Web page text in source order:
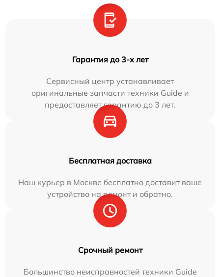
Гарантия до 3-х лет
Сервисный центр устанавливает
оригинальные запчасти техники Guide и
предоставляет гарантию до 3 лет.
Бесплатная доставка
Наш курьер в Москве бесплатно доставит ваше
устройство на ремонт и обратно.
Срочный ремонт
Большинство неисправностей техники Guide